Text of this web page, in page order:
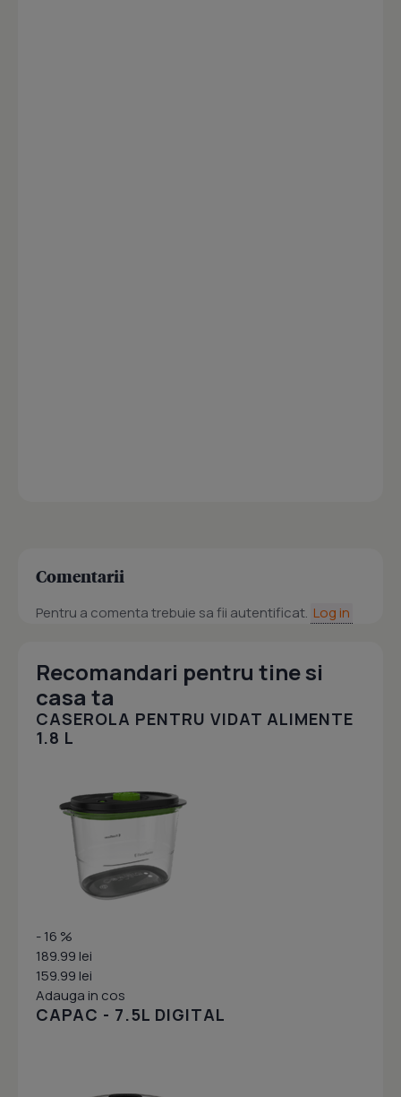
Comentarii
Pentru a comenta trebuie sa fii autentificat. Log in
Recomandari pentru tine si
casa ta
CASEROLA PENTRU VIDAT ALIMENTE
1.8 L
- 16 %
189.99 lei
159.99 lei
Adauga in cos
CAPAC - 7.5L DIGITAL